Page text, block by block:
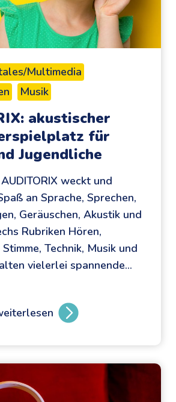
Multimedia
Musik
akustischer
für
Jugendliche
weckt und
an Sprache, Sprechen,
Geräuschen, Akustik und
Rubriken Hören,
Technik, Musik und
vielerlei spannende…
A